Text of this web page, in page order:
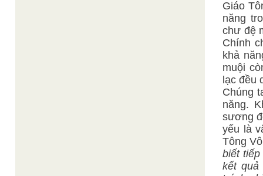
Giáo
năng
chư đệ
Chính
khả
muội
lạc đều
Chúng
năng.
sương
yếu là
Tông
biết
kết quả